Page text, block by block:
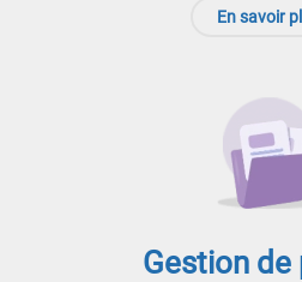
En savoir
Gestion de